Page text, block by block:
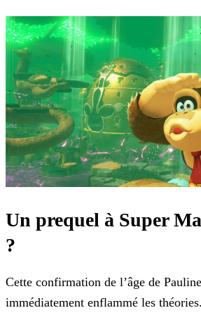
Un prequel à Super
?
Cette confirmation de l’âge de
immédiatement enflammé les